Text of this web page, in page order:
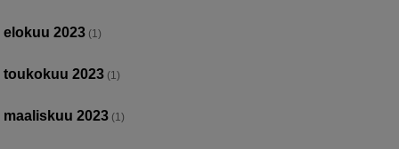
elokuu 2023 (1)
toukokuu 2023 (1)
maaliskuu 2023 (1)